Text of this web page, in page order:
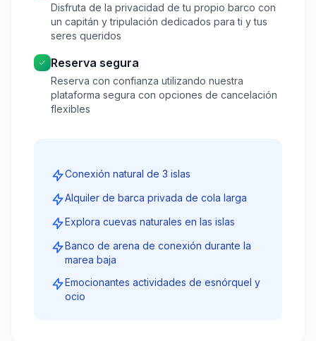
Disfruta de la privacidad de tu propio barco con
un capitán y tripulación dedicados para ti y tus
seres queridos
Reserva segura
Reserva con confianza utilizando nuestra
plataforma segura con opciones de cancelación
flexibles
Conexión natural de 3 islas
Alquiler de barca privada de cola larga
Explora cuevas naturales en las islas
Banco de arena de conexión durante la
marea baja
Emocionantes actividades de esnórquel y
ocio